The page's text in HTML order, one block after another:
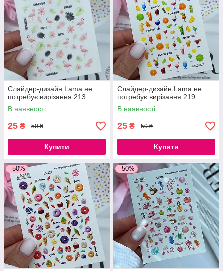
Слайдер-дизайн Lama не
потребує вирізання 213
В наявності
25 ₴ 50 ₴
Купити
Слайдер-дизайн Lama не
потребує вирізання 219
В наявності
25 ₴ 50 ₴
Купити
–50% –50%